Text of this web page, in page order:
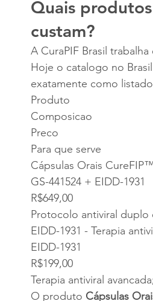
Quais
custam?
A CuraPIF Brasil
Hoje o catalogo no
exatamente como
Produto
Composicao
Preco
Para que serve
Cápsulas Orais
GS-441524 + EIDD-1931
R$649,00
Protocolo antiviral duplo
EIDD-1931 - Terapia
EIDD-1931
R$199,00
Terapia antiviral
O produto Cápsulas